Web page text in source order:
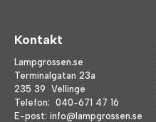
Kontakt
Lampgrossen.se
Terminalgatan 23a
235 39 Vellinge
Telefon: 040-671 47 16
E-post: info@lampgrossen.se